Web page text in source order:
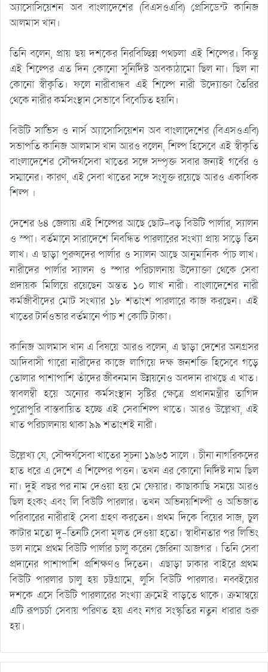
অ্যাসোসিয়েশন অব বাংলাদেশের (বিএসওএবি) প্রেসিডেন্ট কানিজ
আলমাস খান।
তিনি বলেন, প্রায় ছয় দশকের নিরবিচ্ছিন্ন পথচলা এই শিল্পের। কিন্তু
এই শিল্পের এত দিন কোনো সুনির্দিষ্ট অবকাঠামো ছিল না। ছিল না
কোনো স্বীকৃতি। ফলে নারীবান্ধব এই শিল্পে নারী উদ্যোক্তা তৈরির
থেকে নারীর কর্মসংস্থান সেভাবে বিবেচিত হয়নি।
বিউটি সার্ভিস ও নার্স অ্যাসোসিয়েশন অব বাংলাদেশের (বিএসওএবি)
সভাপতি কানিজ আলমাস খান আরও বলেন, শিল্প হিসেবে এই স্বীকৃতি
বাংলাদেশের সৌন্দর্যসেবা খাতের সঙ্গে সম্পৃক্ত সবার জন্যই গর্বের ও
সম্মানের। কারণ, এই সেবা খাতের সঙ্গে সংযুক্ত রয়েছে আরও একাধিক
শিল্প ।
দেশের ৬৪ জেলায় এই শিল্পের আছে ছোট–বড় বিউটি পার্লার, স্যালন
ও স্পা। বর্তমানে সারাদেশে নিবন্ধিত পারলারের সংখ্যা প্রায় সাড়ে তিন
লাখ। এ ছাড়া পুরুষদের পার্লার ও স্যালন আছে আনুমানিক পাঁচ লাখ।
নারীদের পার্লার স্যালন ও স্পার পরিচালনায় উদ্যোক্তা থেকে সেবা
প্রদায়ক মিলিয়ে রয়েছেন অন্তত ১০ লাখ নারী। বাংলাদেশের নারী
কর্মজীবীদের মোট সংখ্যার ১৮ শতাংশ পারলারে কাজ করছেন। এই
খাতের টার্নওভার বর্তমানে পাঁচ শ কোটি টাকা।
কানিজ আলমাস খান এ বিষয়ে আরও বলেন, এ ছাড়া দেশের অনগ্রসর
আদিবাসী গারো নারীদের কাজে লাগিয়ে দক্ষ জনশক্তি হিসেবে গড়ে
তোলার পাশাপাশি তাঁদের জীবনমান উন্নয়নেও অবদান রাখছে এ খাত।
স্বাবলম্বী হয়ে অন্যের কর্মসংস্থান সৃষ্টির ক্ষেত্রে প্রধানমন্ত্রীর তাগিদ
পুরোপুরি বাস্তবায়িত হচ্ছে এই সেবাশিল্প খাতে। আরও উল্লেখ্য, এই
খাত পরিচালনায় থাকা ৯৯ শতাংশই নারী।
উল্লেখ্য যে, সৌন্দর্যসেবা খাতের সূচনা ১৯৬৩ সালে । চীনা নাগরিকদের
হাত ধরে এ দেশে এ শিল্পের পত্তন। তখন এর কোনো নির্দিষ্ট নাম ছিল
না। দুই বছর পর নাম দেওয়া হয় মে ফেয়ার। কাছাকাছি সময়ে আরও
ছিল হংকং এবং লি বিউটি পারলার। তখন অভিনয়শিল্পী ও অভিজাত
পরিবারের নারীরাই সেবা গ্রহণ করতেন। প্রথম দিকে বিয়ের সাজ, চুল
কাটার মতো দু-তিনটি সেবা মূলত দেওয়া হতো। স্বাধীনতার পর লিভিং
ডল নামে প্রথম বিউটি পার্লার চালু করেন জেরিনা আজগর । তিনি সেবা
প্রদানের পাশাপাশি প্রশিক্ষণও দিতেন। এছাড়া ঢাকার বাইরে প্রথম
বিউটি পারলার চালু হয় চট্টগ্রামে, লুসি বিউটি পারলার। নব্বইয়ের
দশকে এসে বিউটি পারলারের সংখ্যা ক্রমেই বাড়তে থাকে। ক্রমান্বয়ে
এটি রূপচর্চা সেবায় পরিণত হয় এবং নগর সংস্কৃতির নতুন ধারার শুরু
হয়।